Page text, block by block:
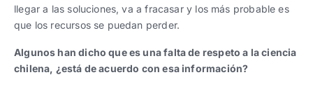
llegar a las soluciones, va a fracasar y los más probable es
que los recursos se puedan perder.
Algunos han dicho que es una falta de respeto a la ciencia
chilena, ¿está de acuerdo con esa información?